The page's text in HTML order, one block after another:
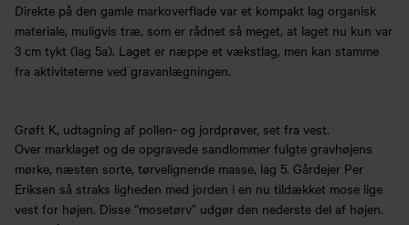
Direkte på den gamle markoverflade var et kompakt lag organisk
materiale, muligvis træ, som er rådnet så meget, at laget nu kun var
3 cm tykt (lag 5a). Laget er næppe et vækstlag, men kan stamme
fra aktiviteterne ved gravanlægningen.
Grøft K, udtagning af pollen- og jordprøver, set fra vest.
Over marklaget og de opgravede sandlommer fulgte gravhøjens
mørke, næsten sorte, tørvelignende masse, lag 5. Gårdejer Per
Eriksen så straks ligheden med jorden i en nu tildækket mose lige
vest for højen. Disse “mosetørv” udgør den nederste del af højen.